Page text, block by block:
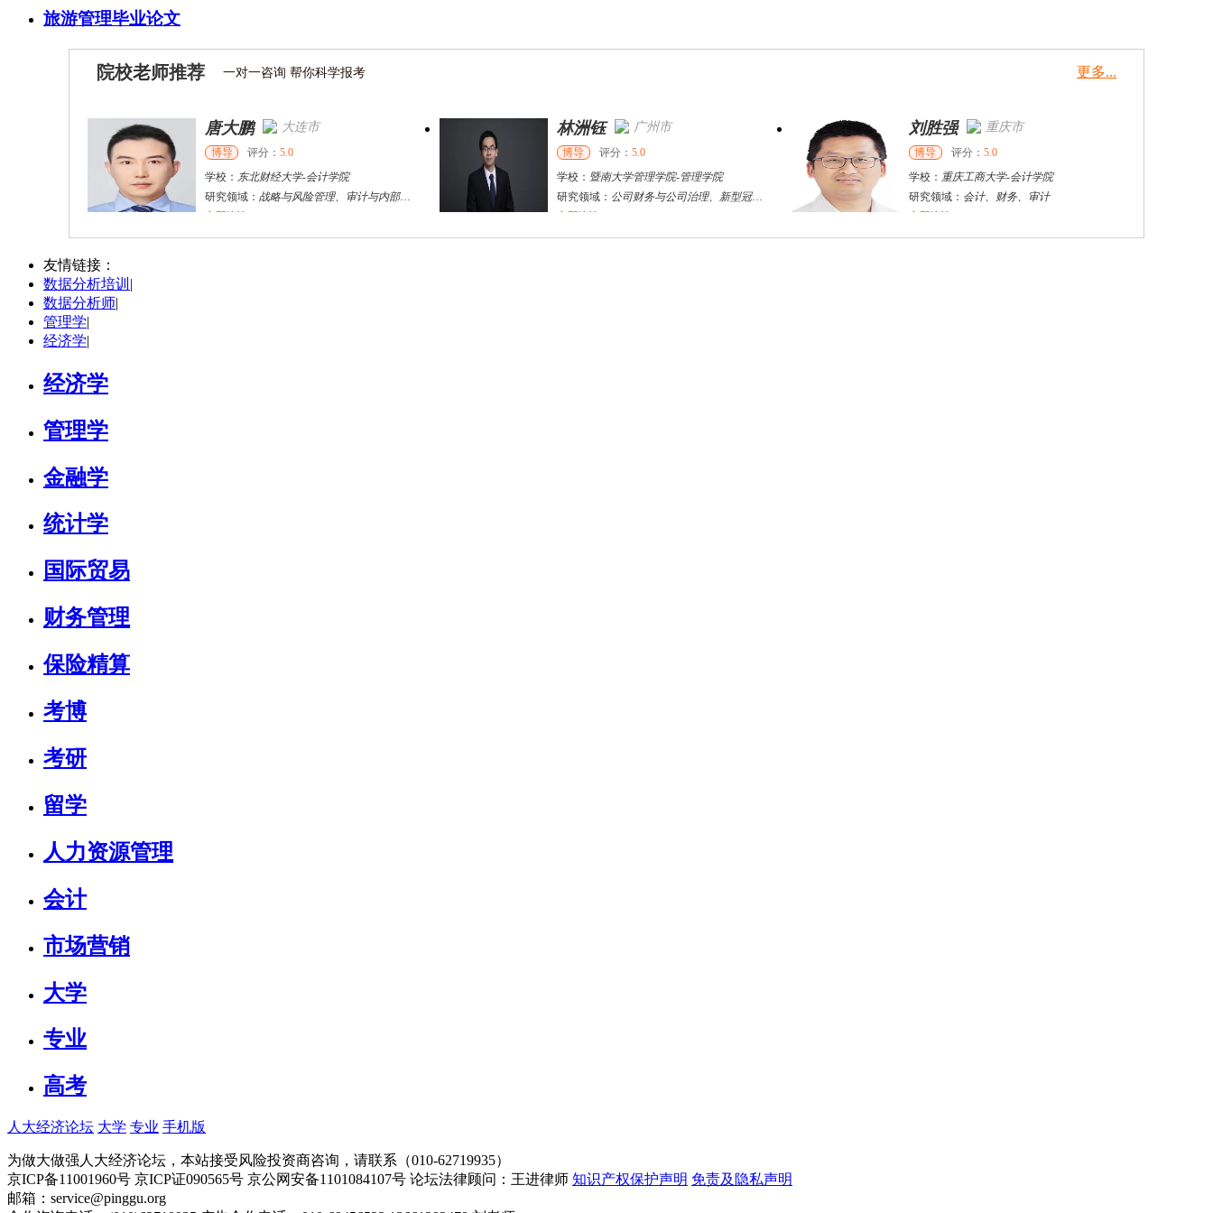
旅游管理毕业论文
院校老师推荐 一对一咨询 帮你科学报考 更多...
唐大鹏 大连市
博导 评分： 5.0
学校： 东北财经大学-会计学院
研究领域： 战略与风险管理、审计与内部控制、资本市场财务与会计研究
立即咨询
林洲钰 广州市
博导 评分： 5.0
学校： 暨南大学管理学院-管理学院
研究领域： 公司财务与公司治理、新型冠状病毒冲击与企业变革与危机管理、全球重大卫生公共事件背景下企业突围战略与应急管理、危机供应链治理、组织战略与创新创业、战略管理、跨国企业管理、企业技术创新、标准竞争、风险投资
立即咨询
刘胜强 重庆市
博导 评分： 5.0
学校： 重庆工商大学-会计学院
研究领域： 会计、财务、审计
立即咨询
张双鹏 烟台市 徐** 太原市 刘孟晖 郑州市
友情链接：
数据分析培训 |
数据分析师|
管理学|
经济学|
经济学
管理学
金融学
统计学
国际贸易
财务管理
保险精算
考博
考研
留学
人力资源管理
会计
市场营销
大学
专业
高考
人大经济论坛 大学 专业 手机版
为做大做强人大经济论坛，本站接受风险投资商咨询，请联系（010-62719935）
京ICP备11001960号 京ICP证090565号 京公网安备1101084107号 论坛法律顾问：王进律师 知识产权保护声明 免责及隐私声明
邮箱：service@pinggu.org